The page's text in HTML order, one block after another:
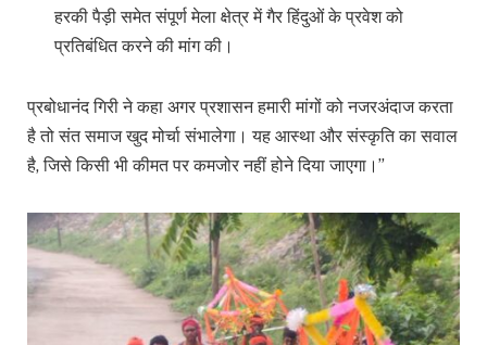
हरकी पैड़ी समेत संपूर्ण मेला क्षेत्र में गैर हिंदुओं के प्रवेश को
प्रतिबंधित करने की मांग की।
प्रबोधानंद गिरी ने कहा अगर प्रशासन हमारी मांगों को नजरअंदाज करता
है तो संत समाज खुद मोर्चा संभालेगा। यह आस्था और संस्कृति का सवाल
है, जिसे किसी भी कीमत पर कमजोर नहीं होने दिया जाएगा।”